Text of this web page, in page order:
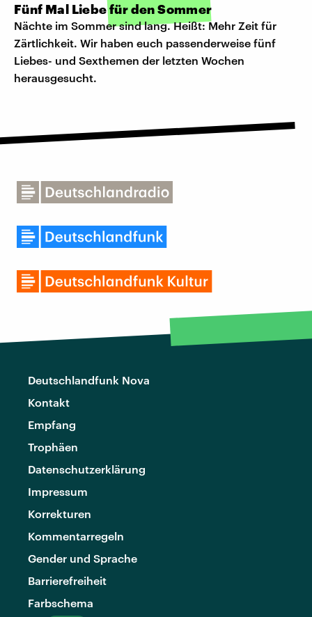
Fünf Mal Liebe für den Sommer
Nächte im Sommer sind lang. Heißt: Mehr Zeit für
Zärtlichkeit. Wir haben euch passenderweise fünf
Liebes- und Sexthemen der letzten Wochen
herausgesucht.
Deutschlandfunk Nova
Kontakt
Empfang
Trophäen
Datenschutzerklärung
Impressum
Korrekturen
Kommentarregeln
Gender und Sprache
Barrierefreiheit
Farbschema